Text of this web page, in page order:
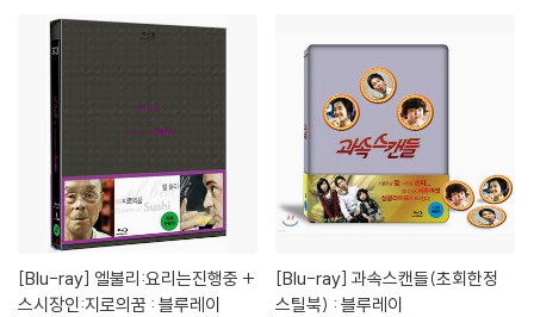
[Blu-ray]
스시장인:지로의꿈 : 블루레이
[Blu-ray]
스틸북) : 블루레이